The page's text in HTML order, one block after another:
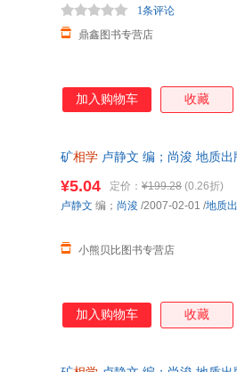
鼎鑫图书专营店
1条评论
加入购物车 收藏
矿相学 卢静文 编；尚浚 地质
¥5.04 定价： ¥199.28 (0.26折)
小熊贝比图书专营店
卢静文 编； 尚浚 /2007-02-01 /地质
加入购物车 收藏